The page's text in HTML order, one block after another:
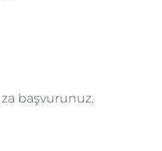
başvurunuz.